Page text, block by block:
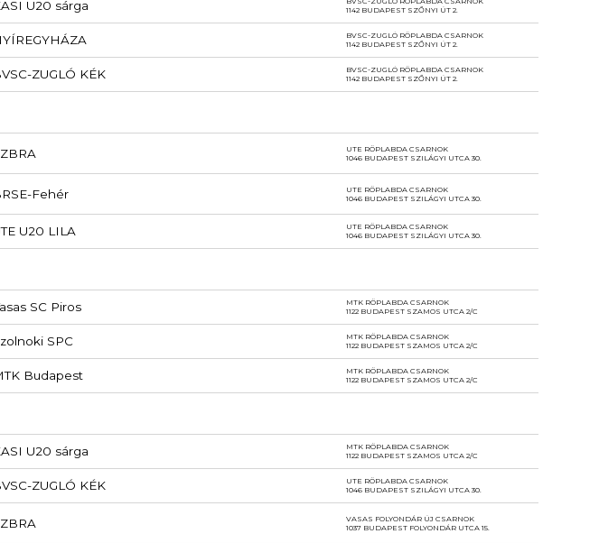
U20 sárga
1142 BUDAPEST SZŐNYI ÚT 2.
BVSC-ZUGLÓ RÖPLABDA CSARNOK
1142 BUDAPEST SZŐNYI ÚT 2.
ZUGLÓ KÉK
BVSC-ZUGLÓ RÖPLABDA CSARNOK
1142 BUDAPEST SZŐNYI ÚT 2.
UTE RÖPLABDA CSARNOK
1046 BUDAPEST SZILÁGYI UTCA 30.
Fehér
UTE RÖPLABDA CSARNOK
1046 BUDAPEST SZILÁGYI UTCA 30.
U20 LILA
UTE RÖPLABDA CSARNOK
1046 BUDAPEST SZILÁGYI UTCA 30.
SC Piros
MTK RÖPLABDA CSARNOK
1122 BUDAPEST SZAMOS UTCA 2/C
SPC
MTK RÖPLABDA CSARNOK
1122 BUDAPEST SZAMOS UTCA 2/C
Budapest
MTK RÖPLABDA CSARNOK
1122 BUDAPEST SZAMOS UTCA 2/C
U20 sárga
MTK RÖPLABDA CSARNOK
1122 BUDAPEST SZAMOS UTCA 2/C
ZUGLÓ KÉK
UTE RÖPLABDA CSARNOK
1046 BUDAPEST SZILÁGYI UTCA 30.
VASAS FOLYONDÁR ÚJ CSARNOK
1037 BUDAPEST FOLYONDÁR UTCA 15.